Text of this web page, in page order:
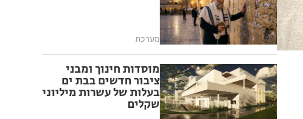
מערכת
מוסדות חינוך ומבני
ציבור חדשים בבת ים
בעלות של עשרות מיליוני
שקלים